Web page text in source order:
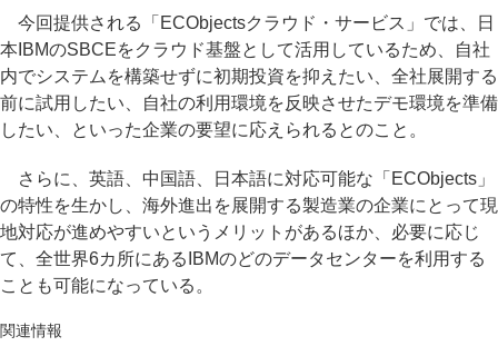
今回提供される「ECObjectsクラウド・サービス」では、日
本IBMのSBCEをクラウド基盤として活用しているため、自社
内でシステムを構築せずに初期投資を抑えたい、全社展開する
前に試用したい、自社の利用環境を反映させたデモ環境を準備
したい、といった企業の要望に応えられるとのこと。
さらに、英語、中国語、日本語に対応可能な「ECObjects」
の特性を生かし、海外進出を展開する製造業の企業にとって現
地対応が進めやすいというメリットがあるほか、必要に応じ
て、全世界6カ所にあるIBMのどのデータセンターを利用する
ことも可能になっている。
関連情報